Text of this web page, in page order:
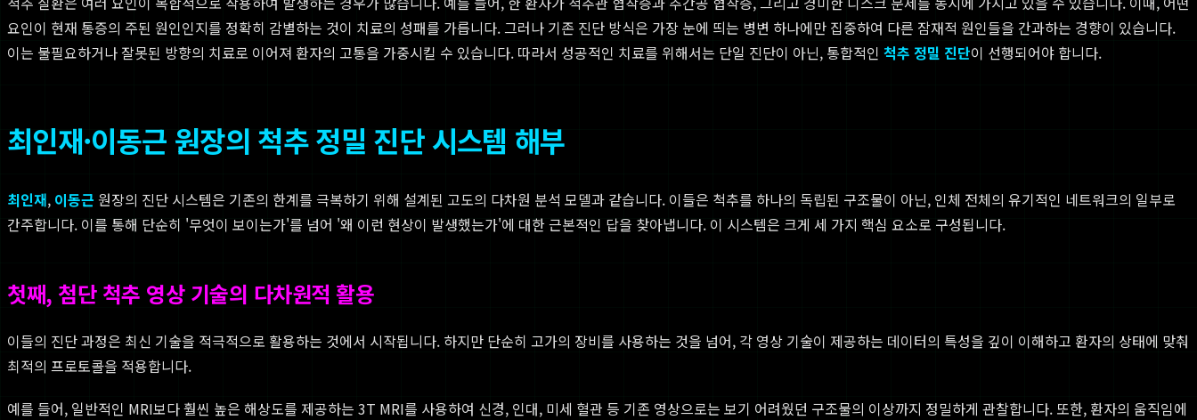
요인이 현재 통증의 주된 원인인지를 정확히 감별하는 것이 치료의 성패를 가릅니다. 그러나 기존 진단 방식은 가장 눈에 띄는 병변 하나에만 집중하여 다른 잠재적 원인들을 간과하는 경향이 있습니다.
이는 불필요하거나 잘못된 방향의 치료로 이어져 환자의 고통을 가중시킬 수 있습니다. 따라서 성공적인 치료를 위해서는 단일 진단이 아닌, 통합적인 척추 정밀 진단이 선행되어야 합니다.
최인재·이동근 원장의 척추 정밀 진단 시스템 해부
최인재, 이동근 원장의 진단 시스템은 기존의 한계를 극복하기 위해 설계된 고도의 다차원 분석 모델과 같습니다. 이들은 척추를 하나의 독립된 구조물이 아닌, 인체 전체의 유기적인 네트워크의 일부로
간주합니다. 이를 통해 단순히 '무엇이 보이는가'를 넘어 '왜 이런 현상이 발생했는가'에 대한 근본적인 답을 찾아냅니다. 이 시스템은 크게 세 가지 핵심 요소로 구성됩니다.
첫째, 첨단 척추 영상 기술의 다차원적 활용
이들의 진단 과정은 최신 기술을 적극적으로 활용하는 것에서 시작됩니다. 하지만 단순히 고가의 장비를 사용하는 것을 넘어, 각 영상 기술이 제공하는 데이터의 특성을 깊이 이해하고 환자의 상태에 맞춰
최적의 프로토콜을 적용합니다.
예를 들어, 일반적인 MRI보다 훨씬 높은 해상도를 제공하는 3T MRI를 사용하여 신경, 인대, 미세 혈관 등 기존 영상으로는 보기 어려웠던 구조물의 이상까지 정밀하게 관찰합니다. 또한, 환자의 움직임에